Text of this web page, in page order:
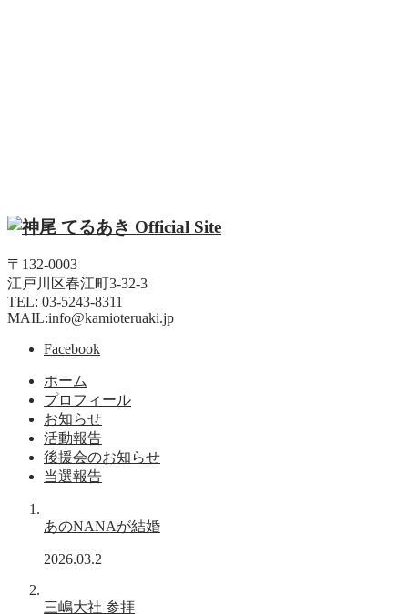
〒132-0003
江戸川区春江町3-32-3
TEL: 03-5243-8311
MAIL:info@kamioteruaki.jp
Facebook
ホーム
プロフィール
お知らせ
活動報告
後援会のお知らせ
当選報告
あのNANAが結婚
2026.03.2
三嶋大社 参拝